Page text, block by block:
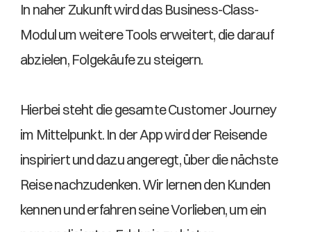
In naher Zukunft wird das Business-Class-
Modul um weitere Tools erweitert, die darauf
abzielen, Folgekäufe zu steigern.
Hierbei steht die gesamte Customer Journey
im Mittelpunkt. In der App wird der Reisende
inspiriert und dazu angeregt, über die nächste
Reise nachzudenken. Wir lernen den Kunden
kennen und erfahren seine Vorlieben, um ein